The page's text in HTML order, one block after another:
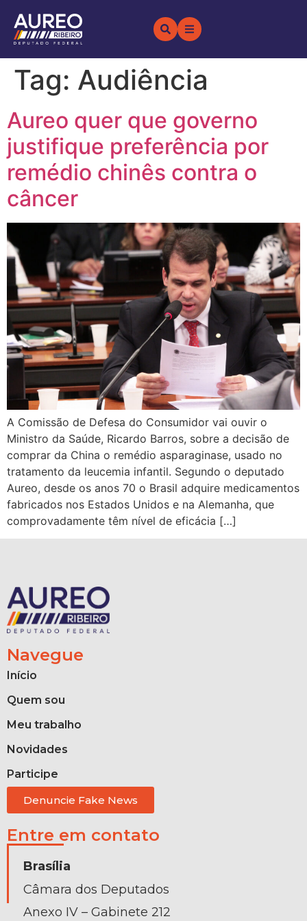
Tag: Audiência
Aureo quer que governo
justifique preferência por
remédio chinês contra o
câncer
A Comissão de Defesa do Consumidor vai ouvir o
Ministro da Saúde, Ricardo Barros, sobre a decisão de
comprar da China o remédio asparaginase, usado no
tratamento da leucemia infantil. Segundo o deputado
Aureo, desde os anos 70 o Brasil adquire medicamentos
fabricados nos Estados Unidos e na Alemanha, que
comprovadamente têm nível de eficácia […]
Navegue
Início
Quem sou
Meu trabalho
Novidades
Participe
Denuncie Fake News
Entre em contato
Brasília
Câmara dos Deputados
Anexo IV – Gabinete 212